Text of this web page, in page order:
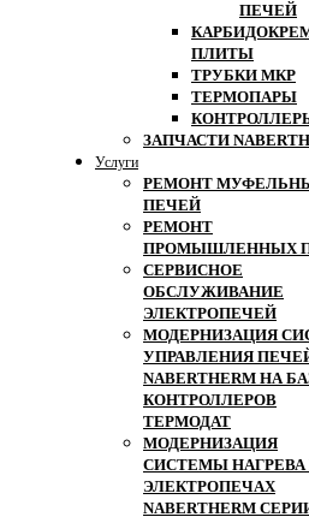
ПЕЧЕЙ
ПЛИТЫ
ТРУБКИ МКР
ТЕРМОПАРЫ
ЗАПЧАСТИ
Услуги
РЕМОНТ
ПЕЧЕЙ
РЕМОНТ
ПРОМЫШЛЕННЫХ
СЕРВИСНОЕ
ОБСЛУЖИВАНИЕ
ЭЛЕКТРОПЕЧЕЙ
МОДЕРНИЗАЦИЯ
УПРАВЛЕНИЯ
NABERTHERM НА
КОНТРОЛЛЕРОВ
ТЕРМОДАТ
МОДЕРНИЗАЦИЯ
СИСТЕМЫ НАГРЕВА
ЭЛЕКТРОПЕЧАХ
NABERTHERM